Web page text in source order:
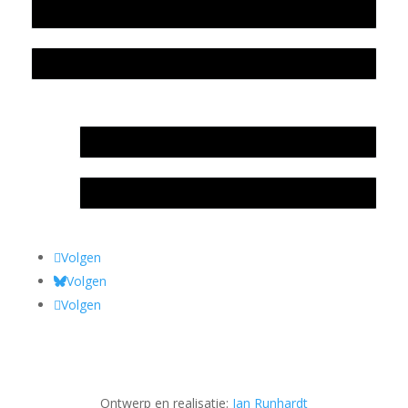
Volgen
Volgen
Volgen
Ontwerp en realisatie: Jan Runhardt